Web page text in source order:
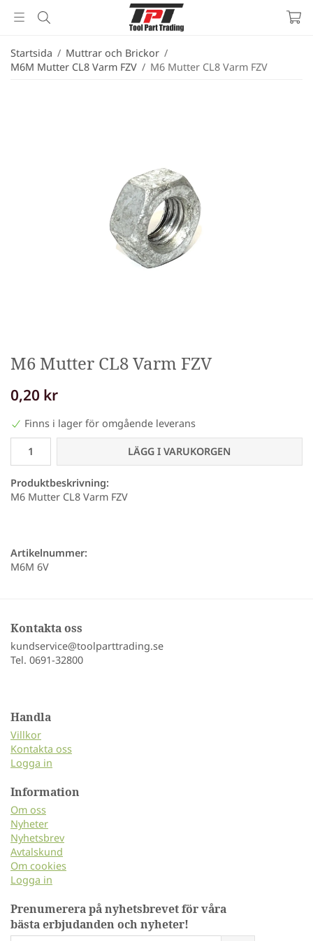
Startsida / Muttrar och Brickor /
M6M Mutter CL8 Varm FZV / M6 Mutter CL8 Varm FZV
M6 Mutter CL8 Varm FZV
0,20 kr
Finns i lager för omgående leverans
LÄGG I VARUKORGEN
Produktbeskrivning:
M6 Mutter CL8 Varm FZV
Artikelnummer:
M6M 6V
Kontakta oss
kundservice@toolparttrading.se
Tel. 0691-32800
Handla
Villkor
Kontakta oss
Logga in
Information
Om oss
Nyheter
Nyhetsbrev
Avtalskund
Om cookies
Logga in
Prenumerera på nyhetsbrevet för våra
bästa erbjudanden och nyheter!